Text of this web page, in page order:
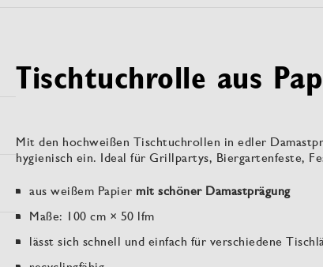
Tischtuchrolle aus
Mit den hochweißen Tischtuchrollen in edler
hygienisch ein. Ideal für Grillpartys, Biergartenfeste,
aus weißem Papier mit schöner Damastprägung
Maße: 100 cm × 50 lfm
lässt sich schnell und einfach für verschiedene